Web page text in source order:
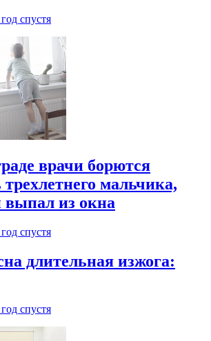
спустя
врачи борются
мальчика,
из окна
спустя
длительная изжога:
спустя